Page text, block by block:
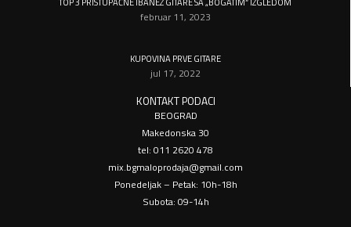
februar 11, 2023
KUPOVINA PRVE GITARE
jul 17, 2022
KONTAKT PODACI
BEOGRAD
Makedonska 30
tel: 011 2620 478
mix.bgmaloprodaja@gmail.com
Ponedeljak – Petak: 10h-18h
Subota: 09-14h